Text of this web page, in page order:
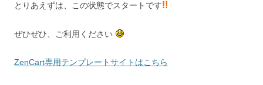
とりあえずは、この状態でスタートです!!
ぜひぜひ、ご利用ください
ZenCart専用テンプレートサイトはこちら